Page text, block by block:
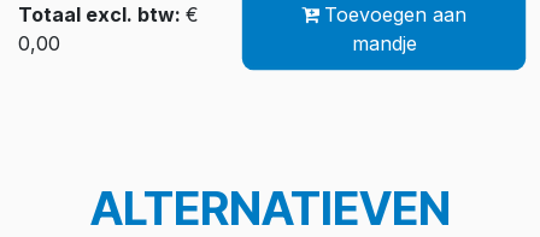
Totaal excl. btw: €
0,00
Toevoegen aan
mandje
ALTERNATIEVEN